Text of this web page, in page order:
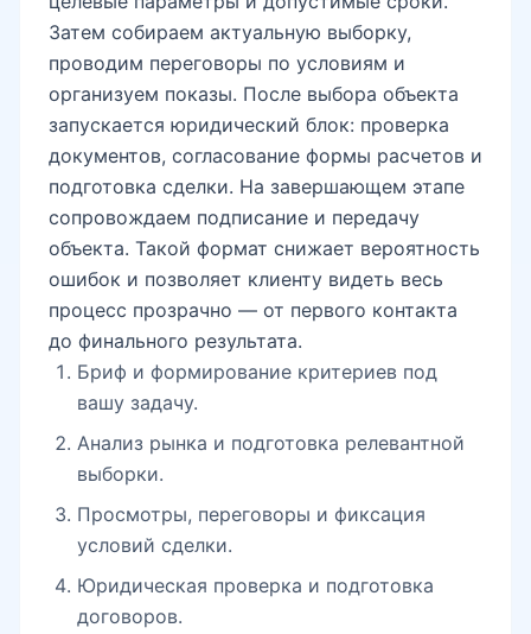
запускается юридический блок: проверка
документов, согласование формы расчетов и
подготовка сделки. На завершающем этапе
сопровождаем подписание и передачу
объекта. Такой формат снижает вероятность
ошибок и позволяет клиенту видеть весь
процесс прозрачно — от первого контакта
до финального результата.
Бриф и формирование критериев под
вашу задачу.
Анализ рынка и подготовка релевантной
выборки.
Просмотры, переговоры и фиксация
условий сделки.
Юридическая проверка и подготовка
договоров.
Подписание, расчеты и постсделочное
сопровождение.